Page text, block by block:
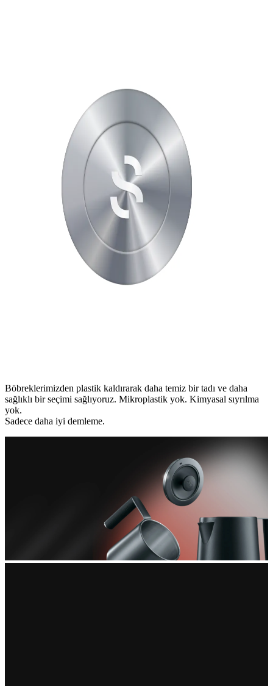
Böbreklerimizden plastik kaldırarak daha temiz bir tadı ve daha
sağlıklı bir seçimi sağlıyoruz. Mikroplastik yok. Kimyasal sıyrılma
yok.
Sadece daha iyi demleme.